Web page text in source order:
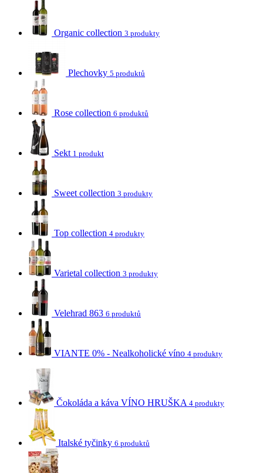
Organic collection 3 produkty
Plechovky 5 produktů
Rose collection 6 produktů
Sekt 1 produkt
Sweet collection 3 produkty
Top collection 4 produkty
Varietal collection 3 produkty
Velehrad 863 6 produktů
VIANTE 0% - Nealkoholické víno 4 produkty
Čokoláda a káva VÍNO HRUŠKA 4 produkty
Italské tyčinky 6 produktů